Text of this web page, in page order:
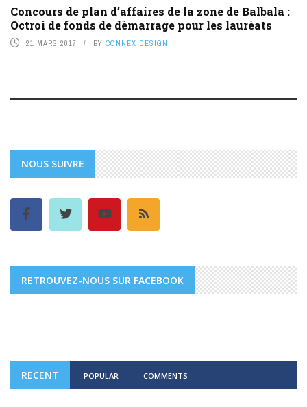
Concours de plan d’affaires de la zone de Balbala :
Octroi de fonds de démarrage pour les lauréats
21 MARS 2017 BY CONNEX DESIGN
NOUS SUIVRE
RETROUVEZ-NOUS SUR FACEBOOK
RECENT POPULAR COMMENTS